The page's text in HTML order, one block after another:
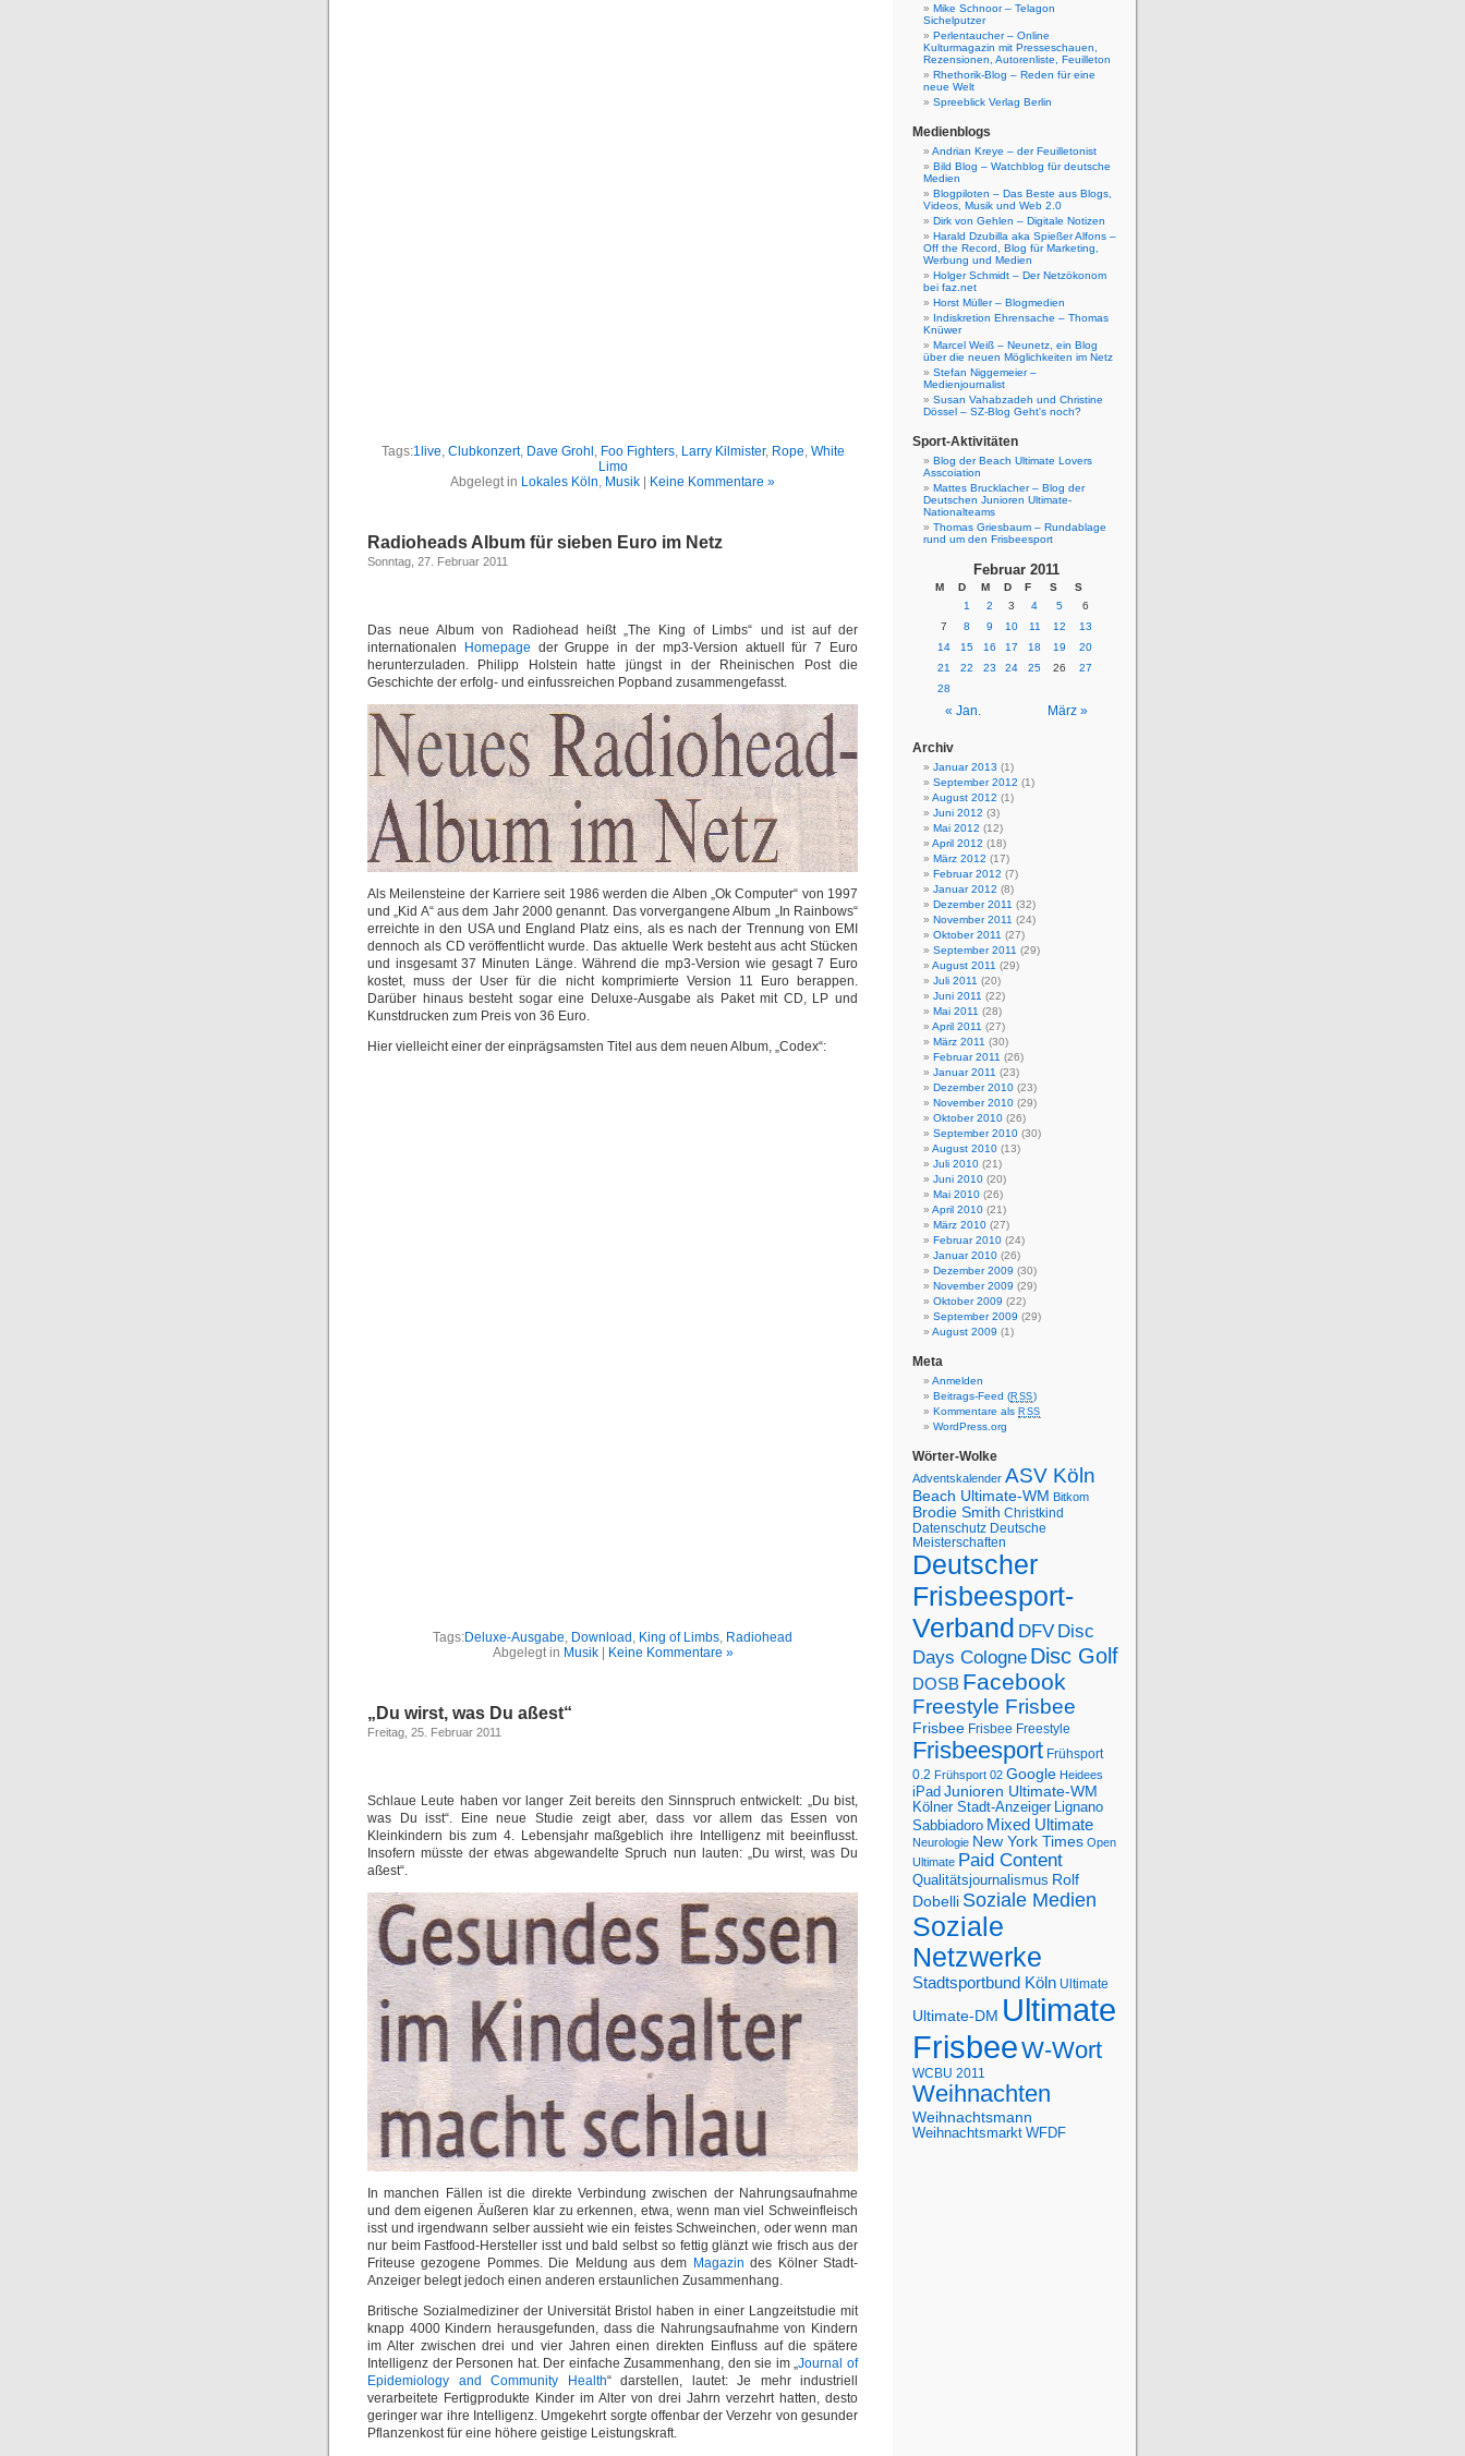
Tags:1live, Clubkonzert, Dave Grohl , Foo Fighters, Larry Kilmister, Rope, White
Limo
Abgelegt in Lokales Köln, Musik Keine Kommentare »
Radioheads Album für sieben Euro im Netz
Sonntag, 27. Februar 2011
Das neue Album von Radiohead heißt „The King of Limbs“ und ist auf der
internationalen
Homepage der Gruppe in der mp3-Version aktuell für 7 Euro
herunterzuladen. Philipp Holstein hatte jüngst in der Rheinischen Post die
Geschichte der erfolg- und einfussreichen Popband zusammengefasst.
Als Meilensteine der Karriere seit 1986 werden die Alben „Ok Computer“ von 1997
und „Kid A“ aus dem Jahr 2000 genannt. Das vorvergangene Album „In Rainbows“
erreichte in den USA und England Platz eins, als es nach der Trennung von EMI
dennoch als CD veröffentlicht wurde. Das aktuelle Werk besteht aus acht Stücken
und insgesamt 37 Minuten Länge. Während die mp3-Version wie gesagt 7 Euro
kostet, muss der User für die nicht komprimierte Version 11 Euro berappen.
Darüber hinaus besteht sogar eine Deluxe-Ausgabe als Paket mit CD, LP und
Kunstdrucken zum Preis von 36 Euro.
Hier vielleicht einer der einprägsamsten Titel aus dem neuen Album, „Codex“:
Tags:Deluxe-Ausgabe, Download , King of Limbs, Radiohead
Abgelegt in Musik| Keine Kommentare »
„Du wirst, was Du aßest“
Freitag, 25. Februar 2011
Schlaue Leute haben vor langer Zeit bereits den Sinnspruch entwickelt: „Du bist,
was Du isst“. Eine neue Studie zeigt aber, dass vor allem das Essen von
Kleinkindern bis zum 4. Lebensjahr maßgeblich ihre Intelligenz mit beeinflusst.
Insofern müsste der etwas abgewandelte Spruch nun lauten: „Du wirst, was Du
aßest“.
In manchen Fällen ist die direkte Verbindung zwischen der Nahrungsaufnahme
und dem eigenen Äußeren klar zu erkennen, etwa, wenn man viel Schweinfleisch
isst und irgendwann selber aussieht wie ein feistes Schweinchen, oder wenn man
nur beim Fastfood-Hersteller isst und bald selbst so fettig glänzt wie frisch aus der
Friteuse gezogene Pommes. Die Meldung aus dem Magazin des Kölner Stadt-
Anzeiger belegt jedoch einen anderen erstaunlichen Zusammenhang.
Britische Sozialmediziner der Universität Bristol haben in einer Langzeitstudie mit
knapp 4000 Kindern herausgefunden, dass die Nahrungsaufnahme von Kindern
im Alter zwischen drei und vier Jahren einen direkten Einfluss auf die spätere
Intelligenz der Personen hat. Der einfache Zusammenhang, den sie im „Journal of
Epidemiology and Community Health“ darstellen, lautet: Je mehr industriell
verarbeitete Fertigprodukte Kinder im Alter von drei Jahrn verzehrt hatten, desto
geringer war ihre Intelligenz. Umgekehrt sorgte offenbar der Verzehr von gesunder
Pflanzenkost für eine höhere geistige Leistungskraft.
Mike Schnoor – Telagon
Sichelputzer
Perlentaucher – Online
Kulturmagazin mit Presseschauen,
Rezensionen, Autorenliste, Feuilleton
Rhethorik-Blog – Reden für eine
neue Welt
Spreeblick Verlag Berlin
Medienblogs
Andrian Kreye – der Feuilletonist
Bild Blog – Watchblog für deutsche
Medien
Blogpiloten – Das Beste aus Blogs,
Videos, Musik und Web 2.0
Dirk von Gehlen – Digitale Notizen
Harald Dzubilla aka Spießer Alfons –
Off the Record, Blog für Marketing,
Werbung und Medien
Holger Schmidt – Der Netzökonom
bei faz.net
Horst Müller – Blogmedien
Indiskretion Ehrensache – Thomas
Knüwer
Marcel Weiß – Neunetz, ein Blog
über die neuen Möglichkeiten im Netz
Stefan Niggemeier –
Medienjournalist
Susan Vahabzadeh und Christine
Dössel – SZ-Blog Geht's noch?
Sport-Aktivitäten
Blog der Beach Ultimate Lovers
Asscoiation
Mattes Brucklacher – Blog der
Deutschen Junioren Ultimate-
Nationalteams
Thomas Griesbaum – Rundablage
rund um den Frisbeesport
Februar 2011
M D M D F S S
« Jan. März »
1 2 3 4 5
6
7
8 9 10 11 12
13
14
15 16 17 18 19
20
21
22 23 24 25 26
27
28
Archiv
Januar 2013 (1)
September 2012 (1)
August 2012 (1)
Juni 2012 (3)
Mai 2012 (12)
April 2012 (18)
März 2012 (17)
Februar 2012 (7)
Januar 2012 (8)
Dezember 2011 (32)
November 2011 (24)
Oktober 2011 (27)
September 2011 (29)
August 2011 (29)
Juli 2011 (20)
Juni 2011 (22)
Mai 2011 (28)
April 2011 (27)
März 2011 (30)
Februar 2011 (26)
Januar 2011 (23)
Dezember 2010 (23)
November 2010 (29)
Oktober 2010 (26)
September 2010 (30)
August 2010 (13)
Juli 2010 (21)
Juni 2010 (20)
Mai 2010 (26)
April 2010 (21)
März 2010 (27)
Februar 2010 (24)
Januar 2010 (26)
Dezember 2009 (30)
November 2009 (29)
Oktober 2009 (22)
September 2009 (29)
August 2009 (1)
Meta
Anmelden
Beitrags-Feed (RSS)
Kommentare als RSS
WordPress.org
Wörter-Wolke
Adventskalender ASV Köln
Beach Ultimate-WM Bitkom
Brodie Smith Christkind
Datenschutz Deutsche
Meisterschaften
Deutscher
Frisbeesport-
Verband DFV Disc
Days Cologne Disc Golf
DOSB Facebook
Freestyle Frisbee
Frisbee Frisbee Freestyle
Frisbeesport Frühsport
0.2 Frühsport 02 Google Heidees
iPad Junioren Ultimate-WM
Kölner Stadt-Anzeiger Lignano
Sabbiadoro Mixed Ultimate
Neurologie New York Times Open
Ultimate Paid Content
Qualitätsjournalismus Rolf
Dobelli Soziale Medien
Soziale
Netzwerke
Stadtsportbund Köln Ultimate
Ultimate-DM Ultimate
FrisbeeW-Wort
WCBU 2011
Weihnachten
Weihnachtsmann
Weihnachtsmarkt WFDF